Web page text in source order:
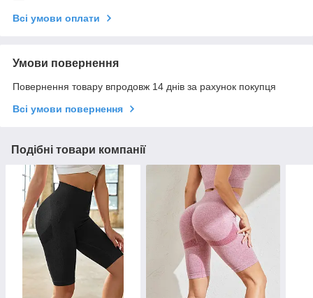
Всі умови оплати
Умови повернення
Повернення товару впродовж 14 днів за рахунок покупця
Всі умови повернення
Подібні товари компанії